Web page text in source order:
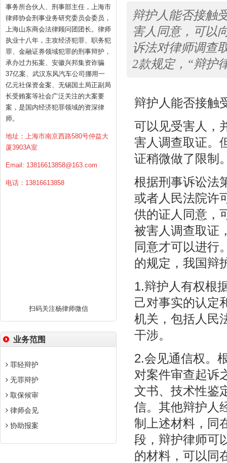
事务所合伙人、刑事部主任，上海市
律师协会刑事业务研究委员会委员，
上海山东商会法律顾问团团长。律师
执业十八年，主攻经济犯罪、职务犯
罪、金融证券领域犯罪的刑事辩护，
承办过力拓案、安徽兴邦集资诈骗
37亿案、武汉东风汽车公司挪用一
亿元社保资金案、无锡国土局正副局
长受贿案等社会广泛关注的大案要
案，是国内经济犯罪领域的资深律
师。
地址：上海市南京西路580号仲益大
厦3903A室
Email: 13816613858@163.com
电话：13816613858
扫码关注杨律师微信
业务范围
罪轻辩护
无罪辩护
取保候审
律师会见
协助报案
辩护人能否接触
害人同意，可以
诉法对律师调查
2款规定，“辩护
辩护人能否接触
可以见受害人，
害人调查取证。
证稍微做了限制
根据刑事诉讼法
或者人民法院许
供的证人同意，
被害人调查取证
同意才可以进行
的规定，我国辩
1.辩护人有权根
己对事实的认定
机关，包括人民
干涉。
2.会见通信权。
对案件审查起诉
文书、技术性鉴
信。其他辩护人
制上述材料，同
段，辩护律师可
的材料，可以同